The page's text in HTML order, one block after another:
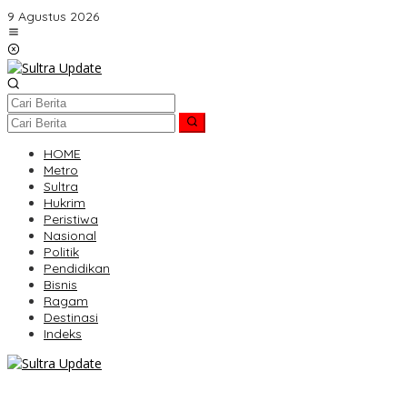
Lewati
ke
konten
9 Agustus 2026
HOME
Metro
Sultra
Hukrim
Peristiwa
Nasional
Politik
Pendidikan
Bisnis
Ragam
Destinasi
Indeks